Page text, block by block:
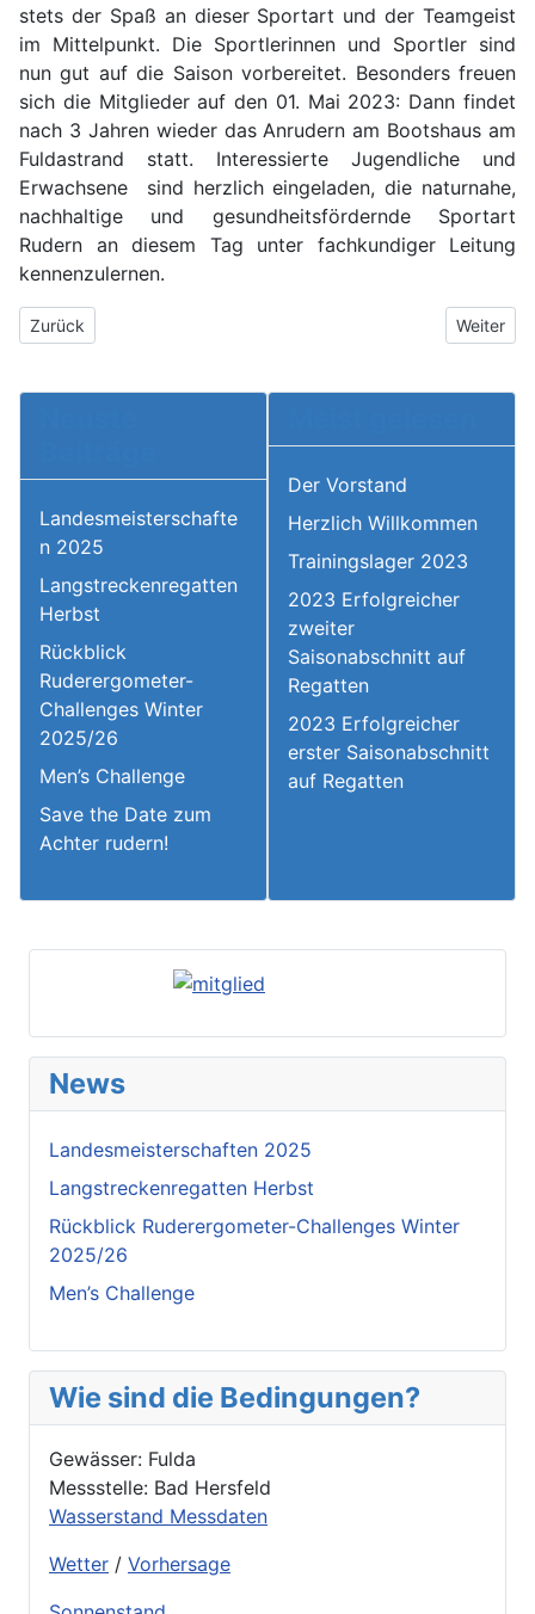
stets der Spaß an dieser Sportart und der Teamgeist
im Mittelpunkt. Die Sportlerinnen und Sportler sind
nun gut auf die Saison vorbereitet. Besonders freuen
sich die Mitglieder auf den 01. Mai 2023: Dann findet
nach 3 Jahren wieder das Anrudern am Bootshaus am
Fuldastrand statt. Interessierte Jugendliche und
Erwachsene sind herzlich eingeladen, die naturnahe,
nachhaltige und gesundheitsfördernde Sportart
Rudern an diesem Tag unter fachkundiger Leitung
kennenzulernen.
Vorheriger Beitrag: 2023 Erfolgreicher erster Saisonabschnitt
Zurück Nächster
Weiter
News
Landesmeisterschaften 2025
Langstreckenregatten Herbst
Rückblick Ruderergometer-Challenges Winter
2025/26
Men’s Challenge
Wie sind die Bedingungen?
Gewässer: Fulda
Messstelle: Bad Hersfeld
Wasserstand Messdaten
Wetter / Vorhersage
Landesmeisterschafte
n 2025
Langstreckenregatten
Herbst
Rückblick
Ruderergometer-
Challenges Winter
2025/26
Men’s Challenge
Save the Date zum
Achter rudern!
Der Vorstand
Herzlich Willkommen
Trainingslager 2023
2023 Erfolgreicher
zweiter
Saisonabschnitt auf
Regatten
2023 Erfolgreicher
erster Saisonabschnitt
auf Regatten